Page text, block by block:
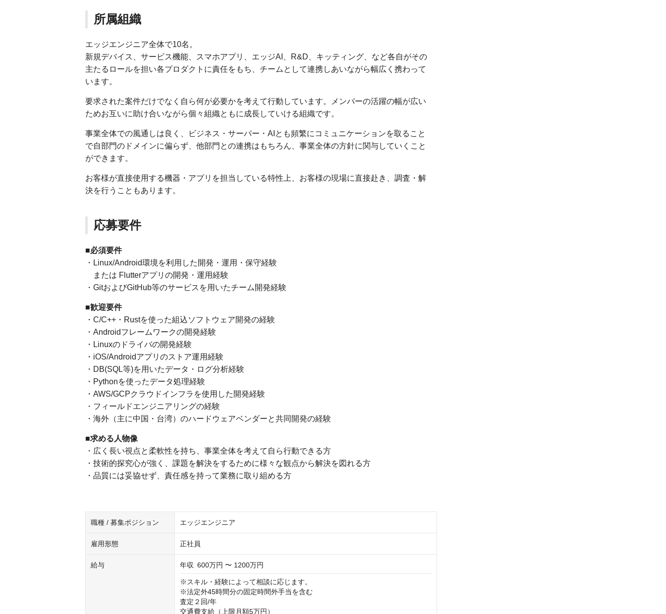
所属組織
エッジエンジニア全体で10名。
新規デバイス、サービス機能、スマホアプリ、エッジAI、R&D、キッティング、など各自がその
主たるロールを担い各プロダクトに責任をもち、チームとして連携しあいながら幅広く携わって
います。
要求された案件だけでなく自ら何が必要かを考えて行動しています。メンバーの活躍の幅が広い
ためお互いに助け合いながら個々組織ともに成長していける組織です。
事業全体での風通しは良く、ビジネス・サーバー・AIとも頻繁にコミュニケーションを取ること
で自部門のドメインに偏らず、他部門との連携はもちろん、事業全体の方針に関与していくこと
ができます。
お客様が直接使用する機器・アプリを担当している特性上、お客様の現場に直接赴き、調査・解
決を行うこともあります。
応募要件
■必須要件
・Linux/Android環境を利用した開発・運用・保守経験
または Flutterアプリの開発・運用経験
・GitおよびGitHub等のサービスを用いたチーム開発経験
■歓迎要件
・C/C++・Rustを使った組込ソフトウェア開発の経験
・Androidフレームワークの開発経験
・Linuxのドライバの開発経験
・iOS/Androidアプリのストア運用経験
・DB(SQL等)を用いたデータ・ログ分析経験
・Pythonを使ったデータ処理経験
・AWS/GCPクラウドインフラを使用した開発経験
・フィールドエンジニアリングの経験
・海外（主に中国・台湾）のハードウェアベンダーと共同開発の経験
■求める人物像
・広く長い視点と柔軟性を持ち、事業全体を考えて自ら行動できる方
・技術的探究心が強く、課題を解決をするために様々な観点から解決を図れる方
・品質には妥協せず、責任感を持って業務に取り組める方
職種 / 募集ポジション エッジエンジニア
雇用形態 正社員
給与 年収 600万円 〜 1200万円
※スキル・経験によって相談に応じます。
※法定外45時間分の固定時間外手当を含む
査定２回/年
交通費支給（上限月額5万円）